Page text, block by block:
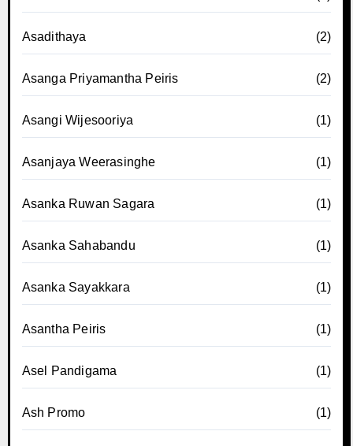
Asadithaya (2)
Asanga Priyamantha Peiris (2)
Asangi Wijesooriya (1)
Asanjaya Weerasinghe (1)
Asanka Ruwan Sagara (1)
Asanka Sahabandu (1)
Asanka Sayakkara (1)
Asantha Peiris (1)
Asel Pandigama (1)
Ash Promo (1)